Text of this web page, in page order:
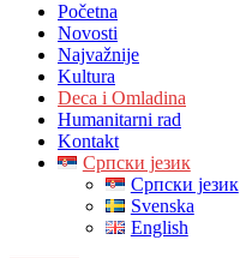
Početna
Novosti
Najvažnije
Kultura
Deca i Omladina
Humanitarni rad
Kontakt
Српски језик
Српски језик
Svenska
English